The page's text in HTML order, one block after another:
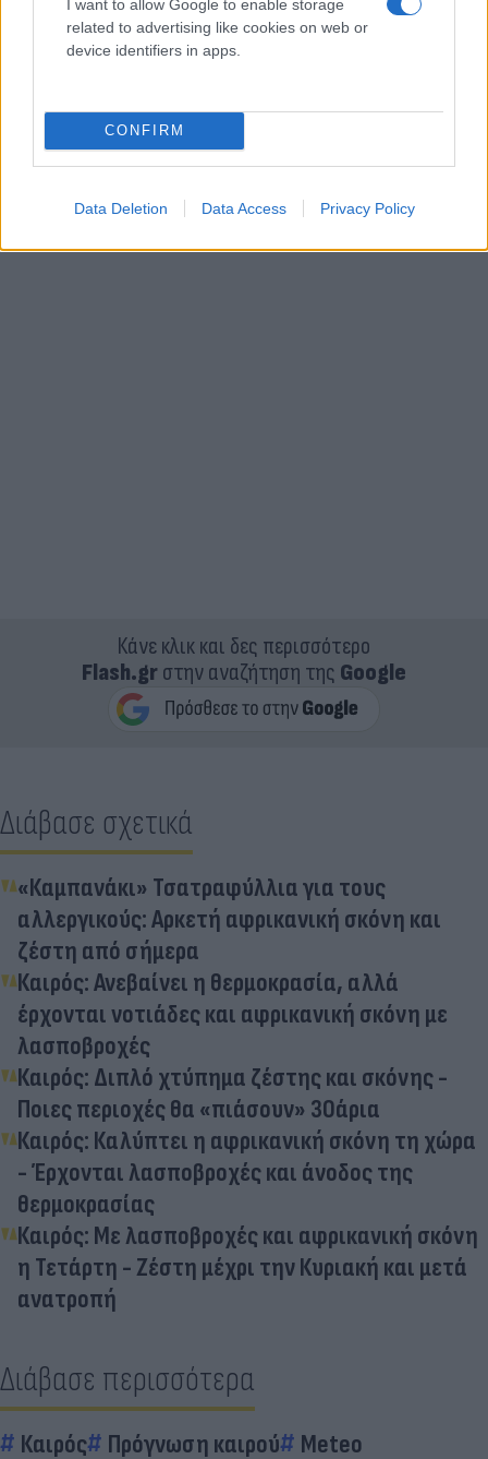
I want to allow Google to enable storage
related to advertising like cookies on web or
device identifiers in apps.
CONFIRM
Data Deletion Data Access Privacy Policy
Κάνε κλικ και δες περισσότερο
Flash.grστην αναζήτηση της Google
Διάβασε σχετικά
«Καμπανάκι» Τσατραφύλλια για τους
αλλεργικούς: Αρκετή αφρικανική σκόνη και
ζέστη από σήμερα
Καιρός: Ανεβαίνει η θερμοκρασία, αλλά
έρχονται νοτιάδες και αφρικανική σκόνη με
λασποβροχές
Καιρός: Διπλό χτύπημα ζέστης και σκόνης -
Ποιες περιοχές θα «πιάσουν» 30άρια
Καιρός: Καλύπτει η αφρικανική σκόνη τη χώρα
- Έρχονται λασποβροχές και άνοδος της
θερμοκρασίας
Καιρός: Με λασποβροχές και αφρικανική σκόνη
η Τετάρτη - Ζέστη μέχρι την Κυριακή και μετά
ανατροπή
Διάβασε περισσότερα
Καιρός Πρόγνωση καιρού
Meteo